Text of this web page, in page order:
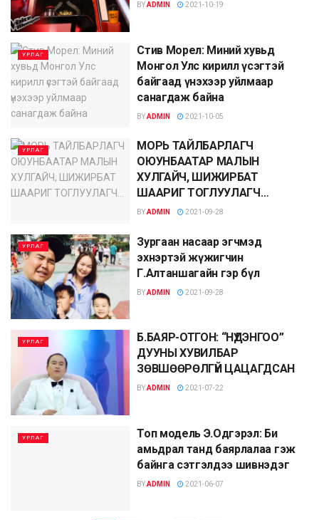
BYADMIN 2021-10-19
УРЛАГ
Стив Морел: Миний хувьд
Монгол Улс кирилл үсэгтэй
байгаад үнэхээр уйлмаар
санагдаж байна
BYADMIN 2021-10-05
УРЛАГ
МОРЬ ТАЙЛБАРЛАГЧ
ОЮУНБААТАР МАЛЫН
ХУЛГАЙЧ, ШИЖИРБАТ
ШААРИГ ТОГЛУУЛАГЧ…
BYADMIN 2021-09-28
УРЛАГ
Зургаан насаар эгчмэд
эхнэртэй жүжигчин
Г.Алтаншагайн гэр бүл
BYADMIN 2021-09-28
УРЛАГ
Б.БАЯР-ОТГОН: “НҮДЭНГОО”
ДУУНЫ ХУВИЛБАР
ЗӨВШӨӨРӨЛГҮЙ ЦАЦАГДСАН
BYADMIN 2021-07-22
УРЛАГ
Топ модель Э.Одгэрэл: Би
амьдрал танд баярлалаа гэж
байнга сэтгэлдээ шивнэдэг
BYADMIN 2021-06-07